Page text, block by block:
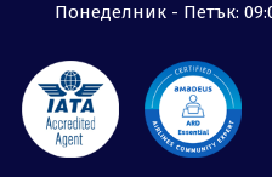
Понеделник - Петък: